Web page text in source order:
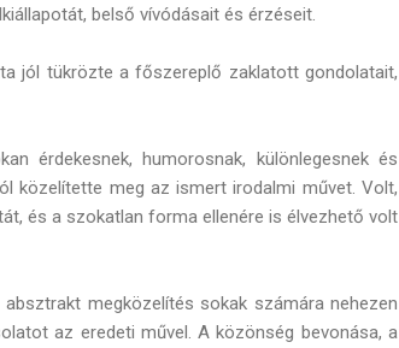
belső vívódásait és érzéseit.
jól tükrözte a főszereplő zaklatott gondolatait,
érdekesnek, humorosnak, különlegesnek és
közelítette meg az ismert irodalmi művet. Volt,
és a szokatlan forma ellenére is élvezhető volt
megközelítés sokak számára nehezen
az eredeti művel. A közönség bevonása, a